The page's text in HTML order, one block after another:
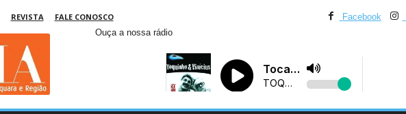
REVISTA FALE CONOSCO Facebook
Ouça a nossa rádio